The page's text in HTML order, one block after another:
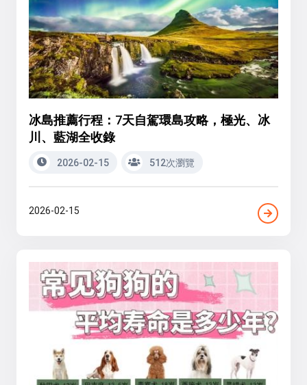
冰島推薦行程：7天自駕環島攻略，極光、冰
川、藍湖全收錄
2026-02-15 512次瀏覽
2026-02-15